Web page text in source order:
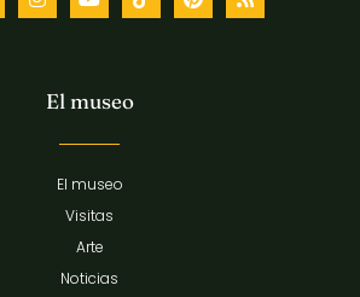
El museo
El museo
Visitas
Arte
Noticias